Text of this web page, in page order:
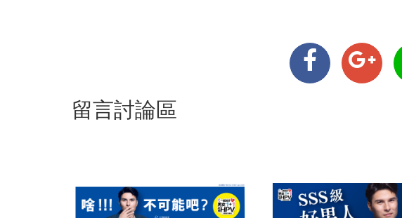
留言討論區